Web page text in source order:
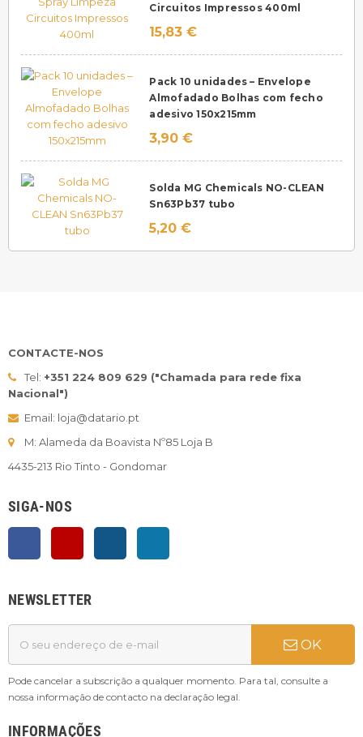
Circuitos Impressos 400ml
15,83 €
Pack 10 unidades – Envelope
Almofadado Bolhas com fecho
adesivo 150x215mm
3,90 €
Solda MG Chemicals NO-CLEAN
Sn63Pb37 tubo
5,20 €
CONTACTE-NOS
Tel: +351 224 809 629 ("Chamada para rede fixa
Nacional")
Email: loja@datario.pt
M: Alameda da Boavista Nº85 Loja B
4435-213 Rio Tinto - Gondomar
SIGA-NOS
FacebookYouTube Instagram
NEWSLETTER
OK
Pode cancelar a subscrição a qualquer momento. Para tal, consulte a
nossa informação de contacto na declaração legal.
INFORMAÇÕES